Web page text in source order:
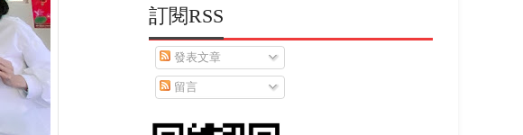
訂閱RSS
發表文章
留言